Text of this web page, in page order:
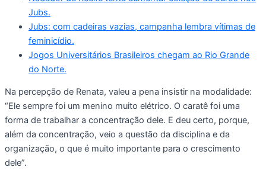
Jubs.
Jubs: com cadeiras vazias, campanha lembra vítimas de
feminicídio.
Jogos Universitários Brasileiros chegam ao Rio Grande
do Norte.
Na percepção de Renata, valeu a pena insistir na modalidade:
“Ele sempre foi um menino muito elétrico. O caratê foi uma
forma de trabalhar a concentração dele. E deu certo, porque,
além da concentração, veio a questão da disciplina e da
organização, o que é muito importante para o crescimento
dele”.